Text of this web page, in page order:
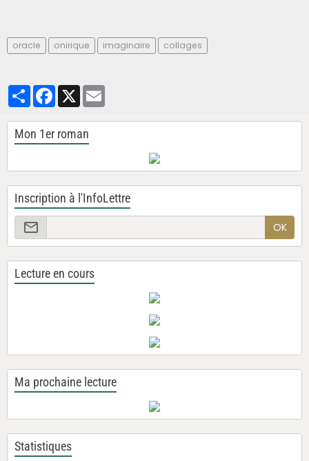
oracle onirique imaginaire collages
PartagerFacebook
X
Mon 1er roman
Inscription à l'InfoLettre
OK
Lecture en cours
Ma prochaine lecture
Statistiques